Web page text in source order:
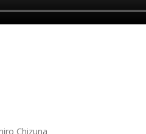
Chizuna